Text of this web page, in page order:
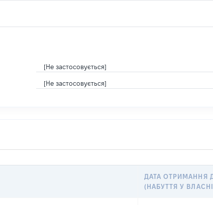
[Не застосовується]
[Не застосовується]
ДАТА ОТРИМАННЯ
(НАБУТТЯ У